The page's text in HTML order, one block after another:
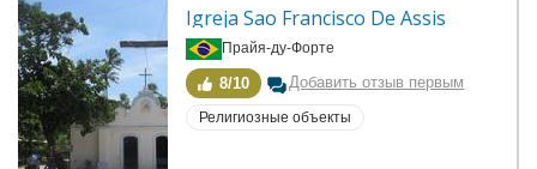
Igreja Sao Francisco De Assis
Прайя-ду-Форте
8/10 Добавить отзыв первым
Религиозные объекты